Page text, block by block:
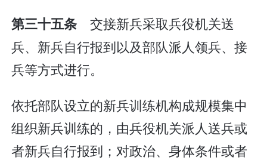
第三十五条 交接新兵采取兵役机关送
兵、新兵自行报到以及部队派人领兵、接
兵等方式进行。
依托部队设立的新兵训练机构成规模集中
组织新兵训练的，由兵役机关派人送兵或
者新兵自行报到；对政治、身体条件或者